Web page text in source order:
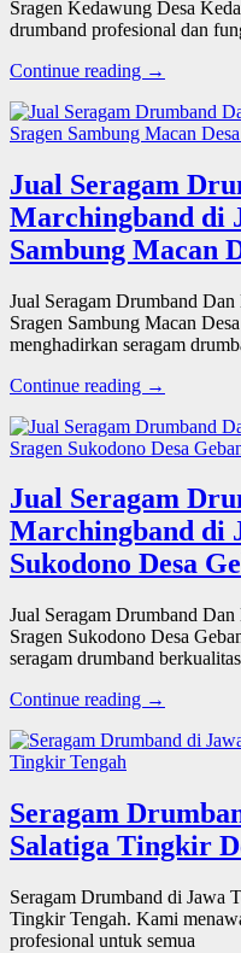
Sragen Kedawung Desa
drumband profesional dan
Continue reading →
Jual Seragam
Marchingband di
Sambung Macan
Jual Seragam Drumband
Sragen Sambung Macan
menghadirkan seragam
Continue reading →
Jual Seragam
Marchingband di
Sukodono Desa
Jual Seragam Drumband
Sragen Sukodono Desa
seragam drumband
Continue reading →
Seragam
Salatiga Tingkir
Seragam Drumband di Jawa
Tingkir Tengah. Kami
profesional untuk semua